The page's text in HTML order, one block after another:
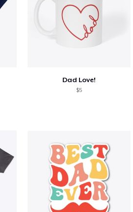
Dad Love!
$5